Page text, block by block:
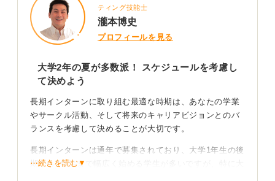
ティング技能士
瀧本博史
プロフィールを見る
大学2年の夏が多数派！ スケジュールを考慮し
て決めよう
長期インターンに取り組む最適な時期は、あなたの学業
やサークル活動、そして将来のキャリアビジョンとのバ
ランスを考慮して決めることが大切です。
長期インターンは通年で募集されており、大学1年生の後
期から3年生まで幅広く始める学生が多いですが、特に大
⋯続きを読む▼